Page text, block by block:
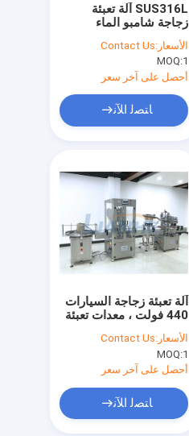
SUS316L آلة تعبئة
زجاجة شامبو الماء
التلقائي 0.5-0.7Mpa
الأسعار:Contact Us
MOQ:1
أحصل على آخر سعر
ﺎﺘﺼﻟ ﺍﻶﻧ
آلة تعبئة زجاجة السيارات
440 فولت ، معدات تعبئة
المكبس المضاد للتنقيط
الأسعار:Contact Us
MOQ:1
أحصل على آخر سعر
ﺎﺘﺼﻟ ﺍﻶﻧ